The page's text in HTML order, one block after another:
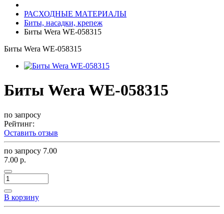
РАСХОДНЫЕ МАТЕРИАЛЫ
Биты, насадки, крепеж
Биты Wera WE-058315
Биты Wera WE-058315
Биты Wera WE-058315
по запросу
Рейтинг:
Оставить отзыв
по запросу 7.00
7.00 р.
В корзину